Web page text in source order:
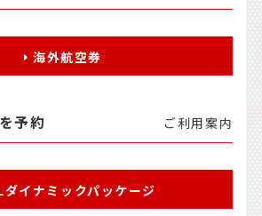
海外航空券
予約 ご利用案内
イナミックパッケージ